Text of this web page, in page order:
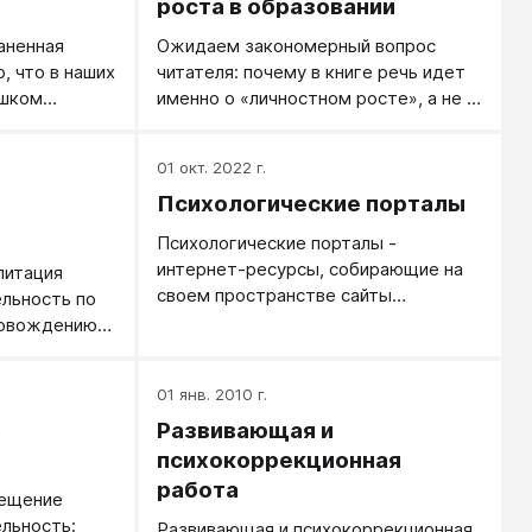
что в наших
жизни
не
роста в образовании
Ожидаем закономерный вопрос
читателя: почему в книге речь идет
именно о «личностном росте», а не о
- заимствованный из западной
психологии, - все прочнее входит в
(его начинают употреблять и
педагоги). Но, может быть, дело
тогда лишь в стремлении авторов
готов простить и это стремление (в
люди), однако, непременно бы
призвал к разумной критичности.
по
с ним;
и
01 окт. 2022 г.
Психологические порталы
Психологические порталы -
интернет-ресурсы, собирающие на
своем пространстве сайты
01 янв. 2010 г.
Развивающая и
психокоррекционная
работа